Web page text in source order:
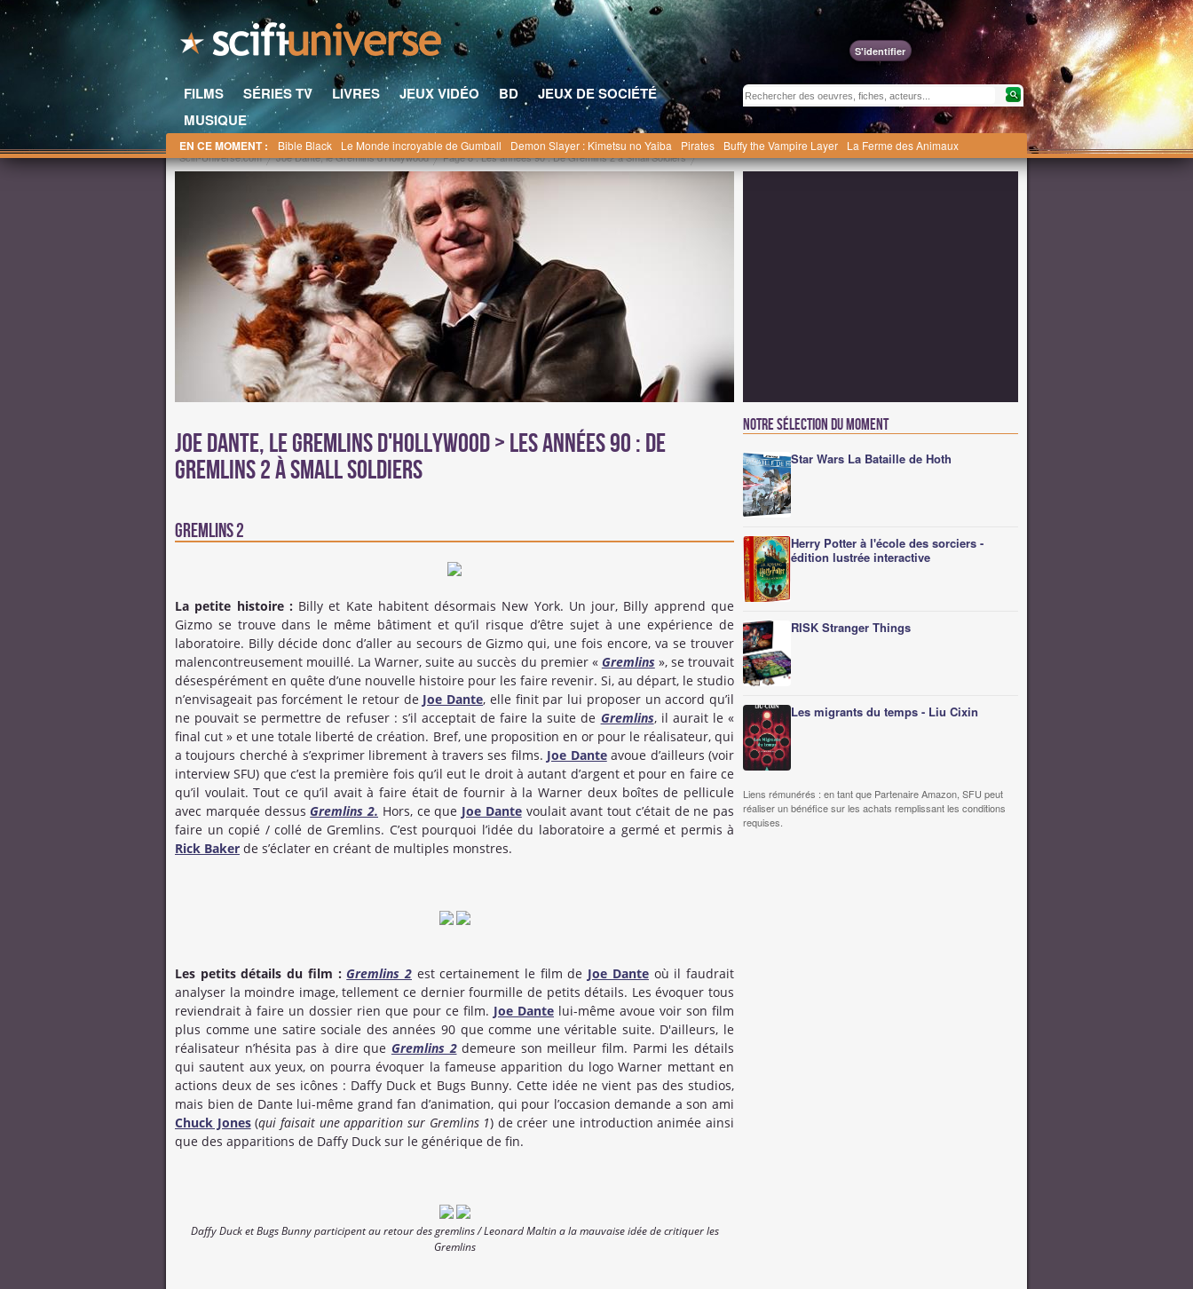
S'identifier
FILMS SÉRIES TV LIVRES JEUX VIDÉO BD
JEUX DE SOCIÉTÉ
MUSIQUE
EN CE MOMENT : Bible Black Le Monde incroyable de Gumball Demon Slayer : Kimetsu no Yaiba Pirates Buffy the Vampire Layer La Ferme des Animaux
Scifi-Universe.com Joe Dante, le Gremlins d'Hollywood Page 8 : Les années 90 : De Gremlins 2 à Small Soldiers
Joe Dante, le Gremlins d'Hollywood > Les années 90 : De
Gremlins 2 à Small Soldiers
Gremlins 2
La petite histoire : Billy et Kate habitent désormais New York. Un jour, Billy apprend que
Gizmo se trouve dans le même bâtiment et qu’il risque d’être sujet à une expérience de
laboratoire. Billy décide donc d’aller au secours de Gizmo qui, une fois encore, va se trouver
malencontreusement mouillé. La Warner, suite au succès du premier « Gremlins », se trouvait
désespérément en quête d’une nouvelle histoire pour les faire revenir. Si, au départ, le studio
n’envisageait pas forcément le retour de Joe Dante, elle finit par lui proposer un accord qu’il
ne pouvait se permettre de refuser : s’il acceptait de faire la suite de Gremlins, il aurait le «
final cut » et une totale liberté de création. Bref, une proposition en or pour le réalisateur, qui
a toujours cherché à s’exprimer librement à travers ses films. Joe Danteavoue d’ailleurs (voir
interview SFU) que c’est la première fois qu’il eut le droit à autant d’argent et pour en faire ce
qu’il voulait. Tout ce qu’il avait à faire était de fournir à la Warner deux boîtes de pellicule
avec marquée dessus Gremlins 2. Hors, ce que Joe Dantevoulait avant tout c’était de ne pas
faire un copié / collé de Gremlins. C’est pourquoi l’idée du laboratoire a germé et permis à
Rick Baker de s’éclater en créant de multiples monstres.
Les petits détails du film : Gremlins 2est certainement le film de Joe Danteoù il faudrait
analyser la moindre image, tellement ce dernier fourmille de petits détails. Les évoquer tous
reviendrait à faire un dossier rien que pour ce film. Joe Dante lui-même avoue voir son film
plus comme une satire sociale des années 90 que comme une véritable suite. D'ailleurs, le
réalisateur n’hésita pas à dire que Gremlins 2demeure son meilleur film. Parmi les détails
qui sautent aux yeux, on pourra évoquer la fameuse apparition du logo Warner mettant en
actions deux de ses icônes : Daffy Duck et Bugs Bunny. Cette idée ne vient pas des studios,
mais bien de Dante lui-même grand fan d’animation, qui pour l’occasion demande a son ami
Chuck Jones(qui faisait une apparition sur Gremlins 1) de créer une introduction animée ainsi
que des apparitions de Daffy Duck sur le générique de fin.
Daffy Duck et Bugs Bunny participent au retour des gremlins / Leonard Maltin a la mauvaise idée de critiquer les
Gremlins
Notre sélection du moment
Star Wars La Bataille de Hoth
Herry Potter à l'école des sorciers -
édition lustrée interactive
RISK Stranger Things
Les migrants du temps - Liu Cixin
Liens rémunérés : en tant que Partenaire Amazon, SFU peut
réaliser un bénéfice sur les achats remplissant les conditions
requises.